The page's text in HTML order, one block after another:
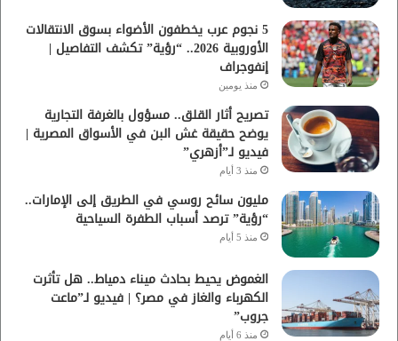
5 نجوم عرب يخطفون الأضواء بسوق الانتقالات
الأوروبية 2026.. “رؤية” تكشف التفاصيل |
إنفوجراف
منذ يومين
تصريح أثار القلق.. مسؤول بالغرفة التجارية
يوضح حقيقة غش البن في الأسواق المصرية |
فيديو لـ”أزهري”
منذ 3 أيام
مليون سائح روسي في الطريق إلى الإمارات..
“رؤية” ترصد أسباب الطفرة السياحية
منذ 5 أيام
الغموض يحيط بحادث ميناء دمياط.. هل تأثرت
الكهرباء والغاز في مصر؟ | فيديو لـ”ماعت
جروب”
منذ 6 أيام